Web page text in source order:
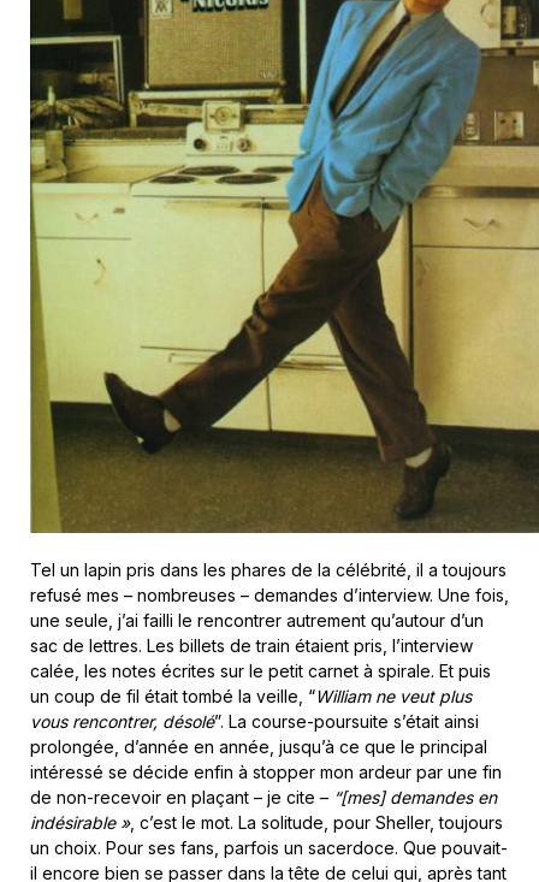
Tel un lapin pris dans les phares de la célébrité, il a toujours
refusé mes – nombreuses – demandes d’interview. Une fois,
une seule, j’ai failli le rencontrer autrement qu’autour d’un
sac de lettres. Les billets de train étaient pris, l’interview
calée, les notes écrites sur le petit carnet à spirale. Et puis
un coup de fil était tombé la veille, “William ne veut plus
vous rencontrer, désolé”. La course-poursuite s’était ainsi
prolongée, d’année en année, jusqu’à ce que le principal
intéressé se décide enfin à stopper mon ardeur par une fin
de non-recevoir en plaçant – je cite – “[mes] demandes en
indésirable », c’est le mot. La solitude, pour Sheller, toujours
un choix. Pour ses fans, parfois un sacerdoce. Que pouvait-
il encore bien se passer dans la tête de celui qui, après tant